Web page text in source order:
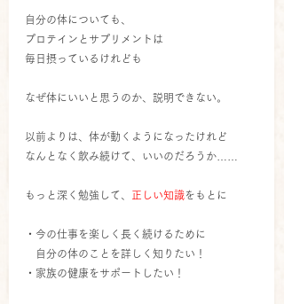
自分の体についても、
プロテインとサプリメントは
毎日摂っているけれども
なぜ体にいいと思うのか、説明できない。
以前よりは、体が動くようになったけれど
なんとなく飲み続けて、いいのだろうか……
もっと深く勉強して、 正しい知識をもとに
・今の仕事を楽しく長く続けるために
自分の体のことを詳しく知りたい！
・家族の健康をサポートしたい！